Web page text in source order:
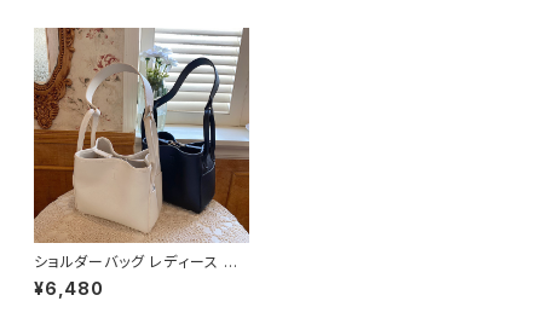
ショルダーバッグ レディース バ
ッグ 春夏 秋冬 春 夏 秋 冬 黒
バッグ ハンドバッグ 肩掛け かば
¥6,480